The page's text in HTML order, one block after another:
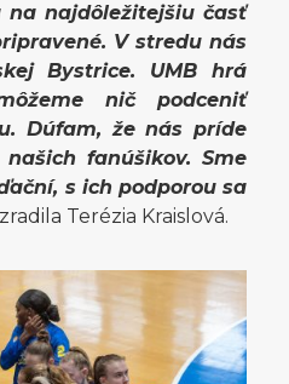
na najdôležitejšiu časť
V stredu nás
Bystrice. UMB hrá
nič podceniť
Dúfam, že nás príde
fanúšikov. Sme
s ich podporou sa
Terézia Kraislová.